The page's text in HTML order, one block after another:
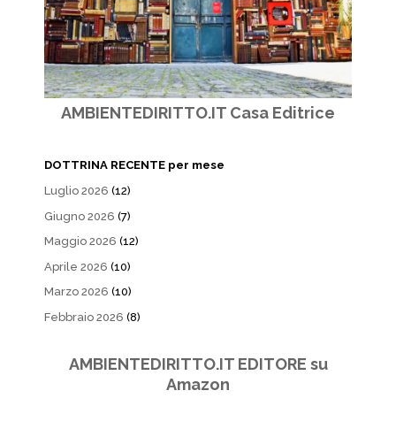
AMBIENTEDIRITTO.IT Casa Editrice
DOTTRINA RECENTE per mese
Luglio 2026 (12)
Giugno 2026 (7)
Maggio 2026 (12)
Aprile 2026 (10)
Marzo 2026 (10)
Febbraio 2026 (8)
AMBIENTEDIRITTO.IT EDITORE su
Amazon